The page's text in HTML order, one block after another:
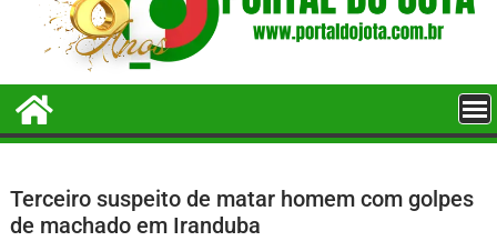
Terceiro suspeito de matar homem com golpes
de machado em Iranduba